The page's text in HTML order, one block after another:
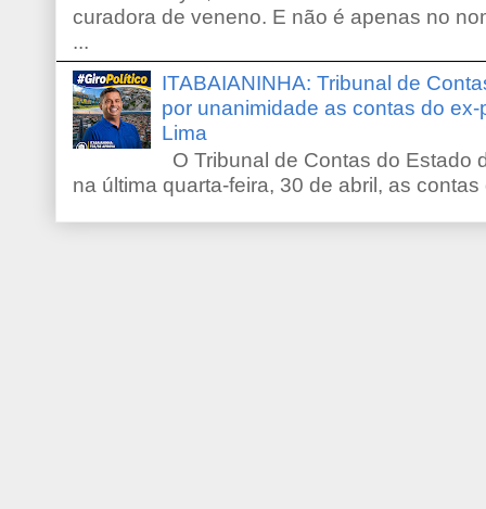
curadora de veneno. E não é apenas no
...
ITABAIANINHA: Tribunal de
por unanimidade as contas do
Lima
O Tribunal de Contas do Estado
na última quarta-feira, 30 de abril, as